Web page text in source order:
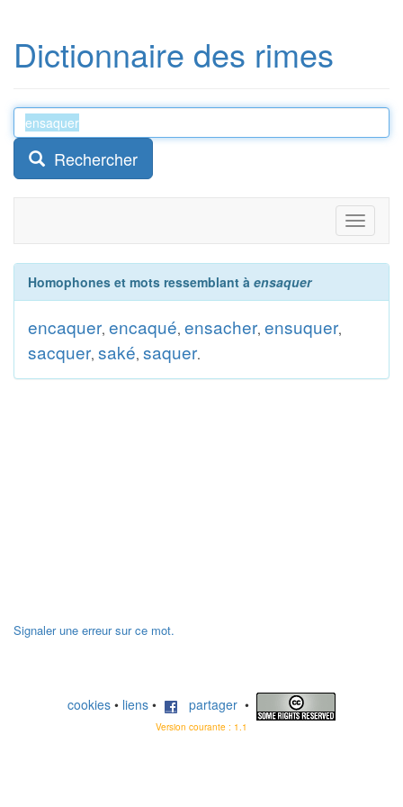
Dictionnaire des rimes
Rechercher
Toggle
Homophones et mots ressemblant à ensaquer
encaquer, encaqué, ensacher, ensuquer,
sacquer, saké, saquer.
Signaler une erreur sur ce mot.
cookies • liens • partager •
Version courante : 1.1